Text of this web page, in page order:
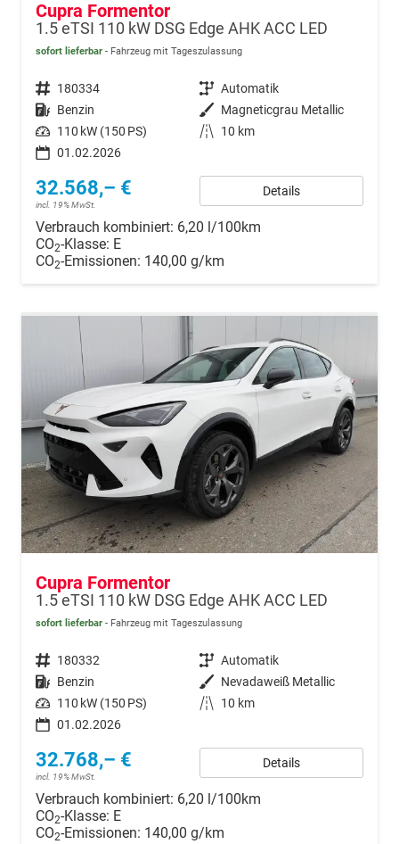
Cupra Formentor
1.5 eTSI 110 kW DSG Edge AHK ACC LED
sofort lieferbar Fahrzeug mit Tageszulassung
Fahrzeugnr. 180334 Getriebe Automatik
Kraftstoff Benzin Außenfarbe Magneticgrau Metallic
Leistung 110 kW (150 PS) Kilometerstand
10 km
01.02.2026
32.568,– €
incl. 19% MwSt.
Details
Verbrauch kombiniert: 6,20 l/100km
CO2-Klasse: E
CO2-Emissionen: 140,00 g/km
Cupra Formentor
1.5 eTSI 110 kW DSG Edge AHK ACC LED
sofort lieferbar Fahrzeug mit Tageszulassung
Fahrzeugnr. 180332 Getriebe Automatik
Kraftstoff Benzin Außenfarbe Nevadaweiß Metallic
Leistung 110 kW (150 PS) Kilometerstand
10 km
01.02.2026
32.768,– €
incl. 19% MwSt.
Details
Verbrauch kombiniert: 6,20 l/100km
CO2-Klasse: E
CO2-Emissionen: 140,00 g/km